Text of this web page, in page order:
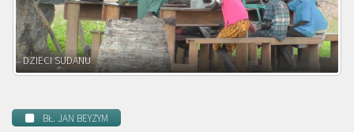
DZIECI ZAMBII
BŁ. JAN BEYZYM